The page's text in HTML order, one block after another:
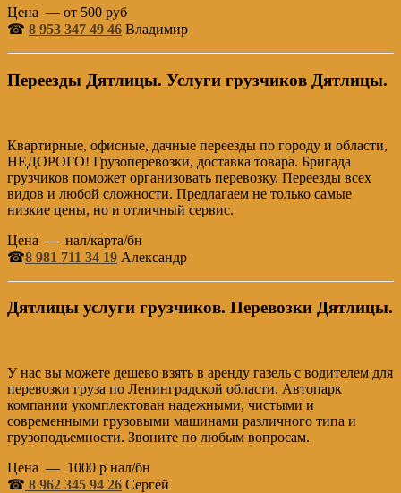
Цена — от 500 руб
☎ 8 953 347 49 46 Владимир
Переезды Дятлицы. Услуги грузчиков Дятлицы.
Квартирные, офисные, дачные переезды по городу и области,
НЕДОРОГО! Грузоперевозки, доставка товара. Бригада
грузчиков поможет организовать перевозку. Переезды всех
видов и любой сложности. Предлагаем не только самые
низкие цены, но и отличный сервис.
Цена — нал/карта/бн
☎8 981 711 34 19 Александр
Дятлицы услуги грузчиков. Перевозки Дятлицы.
У нас вы можете дешево взять в аренду газель с водителем для
перевозки груза по Ленинградской области. Автопарк
компании укомплектован надежными, чистыми и
современными грузовыми машинами различного типа и
грузоподъемности. Звоните по любым вопросам.
Цена — 1000 р нал/бн
☎ 8 962 345 94 26 Сергей